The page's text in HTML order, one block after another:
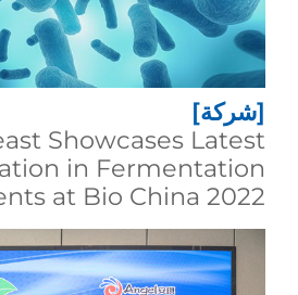
[شركة]
Showcases Latest
in Fermentation
at Bio China 2022